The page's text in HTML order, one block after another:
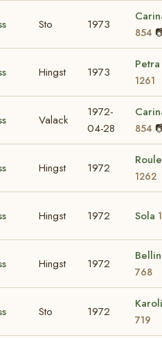
Sto 1973
854
Hingst 1973
Petra
1261
Valack
1972-
04-28
854
Hingst 1972
1262
Hingst 1972 Sola
Hingst 1972
768
Sto 1972
719